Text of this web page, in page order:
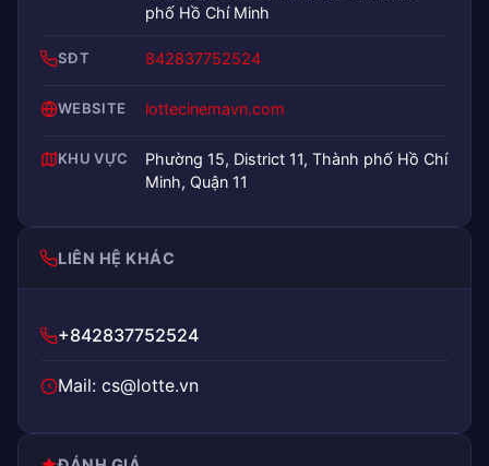
phố Hồ Chí Minh
SĐT 842837752524
WEBSITE lottecinemavn.com
KHU VỰC
Phường 15, District 11, Thành phố Hồ Chí
Minh, Quận 11
LIÊN HỆ KHÁC
+842837752524
Mail: cs@lotte.vn